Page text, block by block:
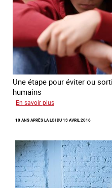
Une étape pour éviter ou
humains
En savoir plus
du
avec
des
jeunes
errance
10 ANS APRÈS LA LOI DU 13 AVRIL 2016